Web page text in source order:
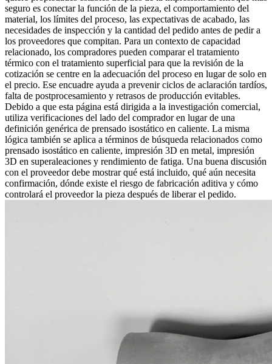
seguro es conectar la función de la pieza, el comportamiento del
material, los límites del proceso, las expectativas de acabado, las
necesidades de inspección y la cantidad del pedido antes de pedir a
los proveedores que compitan. Para un contexto de capacidad
relacionado, los compradores pueden comparar el tratamiento
térmico con el tratamiento superficial para que la revisión de la
cotización se centre en la adecuación del proceso en lugar de solo en
el precio. Ese encuadre ayuda a prevenir ciclos de aclaración tardíos,
falta de postprocesamiento y retrasos de producción evitables.
Debido a que esta página está dirigida a la investigación comercial,
utiliza verificaciones del lado del comprador en lugar de una
definición genérica de prensado isostático en caliente. La misma
lógica también se aplica a términos de búsqueda relacionados como
prensado isostático en caliente, impresión 3D en metal, impresión
3D en superaleaciones y rendimiento de fatiga. Una buena discusión
con el proveedor debe mostrar qué está incluido, qué aún necesita
confirmación, dónde existe el riesgo de fabricación aditiva y cómo
controlará el proveedor la pieza después de liberar el pedido.